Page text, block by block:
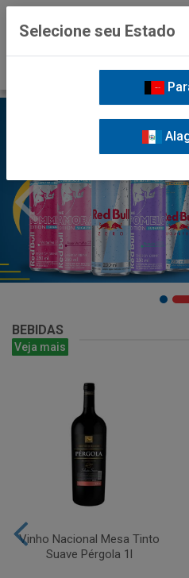
BEBIDAS
Veja mais
Vinho Nacional Mesa Tinto
Suave Pérgola 1l
Selecione seu Estado